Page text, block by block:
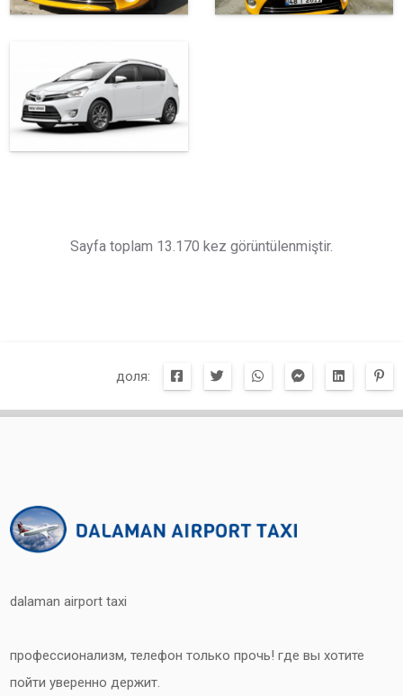
Sayfa toplam 13.170 kez görüntülenmiştir.
доля:
dalaman airport taxi
профессионализм, телефон только прочь! где вы хотите
пойти уверенно держит.